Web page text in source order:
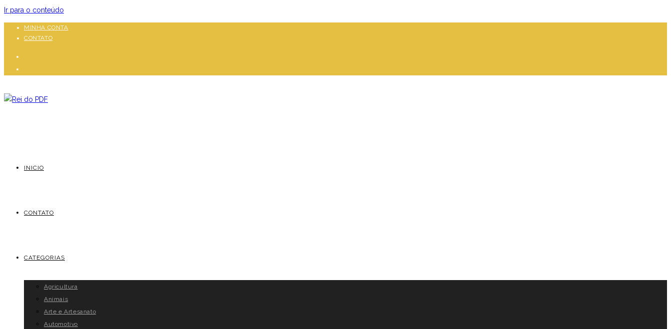
Ir para o conteúdo
MINHA CONTA
CONTATO
INICIO
CONTATO
CATEGORIAS
Agricultura
Animais
Arte e Artesanato
Automotivo